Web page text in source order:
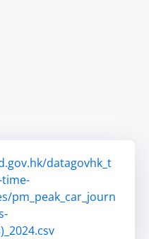
datagovhk_t
pm_peak_car_journ